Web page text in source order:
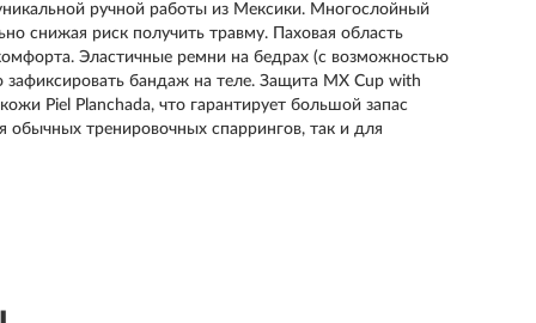
ручной работы из Мексики. Многослойный
снижая риск получить травму. Паховая область
Эластичные ремни на бедрах (с возможностью
бандаж на теле. Защита MX Cup with
Piel Planchada, что гарантирует большой запас
тренировочных спаррингов, так и для